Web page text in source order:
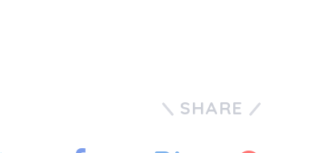
SHARE